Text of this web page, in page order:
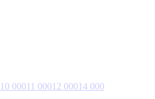
10 00011 00012 00014 000